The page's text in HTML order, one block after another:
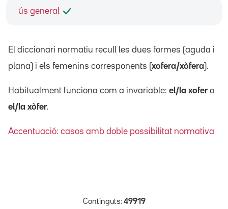
ús general
El diccionari normatiu recull les dues formes (aguda i
plana) i els femenins corresponents (xofera/xòfera).
Habitualment funciona com a invariable: el/la xofero
el/la xòfer.
Accentuació: casos amb doble possibilitat normativa
Continguts: 49919